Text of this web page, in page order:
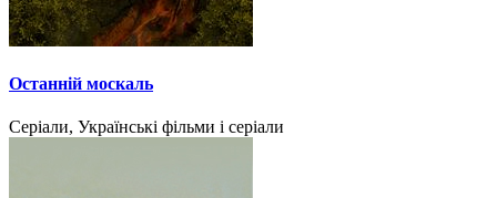
Останній москаль
Серіали, Українські фільми і серіали